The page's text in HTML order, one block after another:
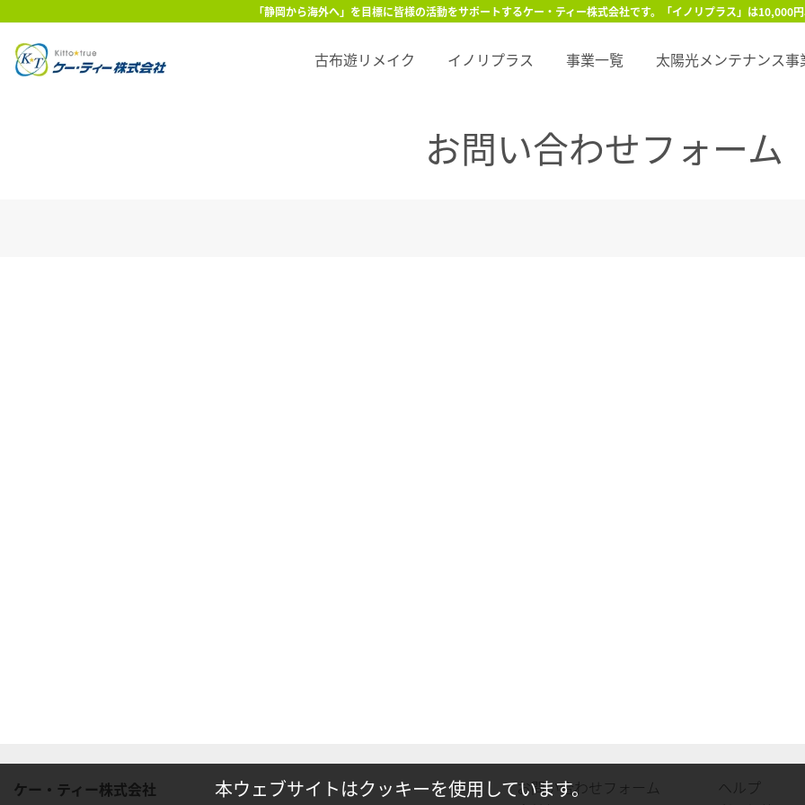
「静岡から海外へ」を目標に皆様の活動をサポートするケー・ティー株式会社です。「イノリプラス」は10,000
古布遊リメイク イノリプラス 事業一覧 太陽光メンテナンス事
お問い合わせフォーム
ケー・ティー株式会社
お問い合わせフォーム
ヘルプ
本ウェブサイトはクッキーを使用しています。